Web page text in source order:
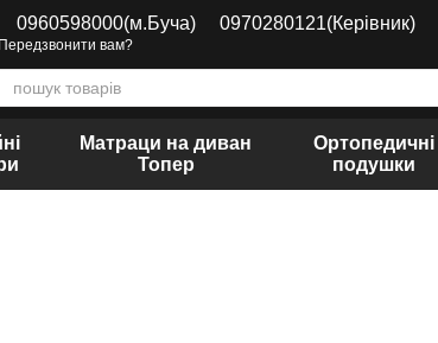
0960598000(м.Буча) 0970280121(Керівник)
Передзвонити вам?
Матраци на диван
Топер
Ортопедичні
подушки